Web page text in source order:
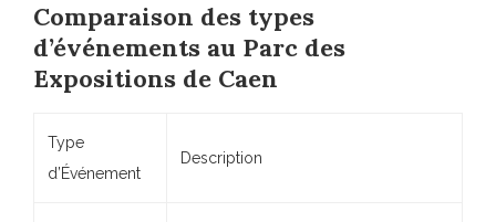
Comparaison des types
d’événements au Parc des
Expositions de Caen
Type
d’Événement
Description